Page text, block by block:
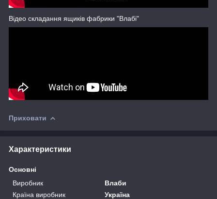
Відео складання ящиків фабрики "Влабі"
Приховати
Характеристики
Основні
Виробник
Влаби
Країна виробник
Україна